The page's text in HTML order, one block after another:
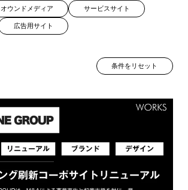
オウンドメディア サービスサイト
広告用サイト
条件をリセット